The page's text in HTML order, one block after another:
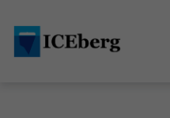
main
content
footer